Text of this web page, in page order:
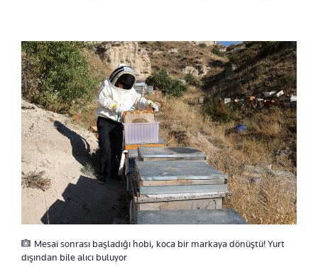
Mesai sonrası başladığı hobi, koca bir markaya dönüştü! Yurt
dışından bile alıcı buluyor